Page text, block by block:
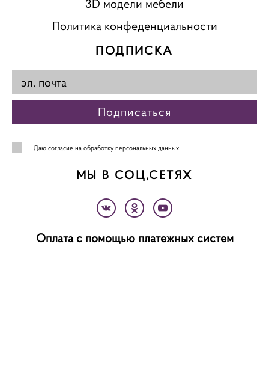
3D модели мебели
Политика конфеденциальности
ПОДПИСКА
Подписаться
Даю согласие на обработку персональных данных
МЫ В СОЦ,СЕТЯХ
Оплата с помощью платежных систем